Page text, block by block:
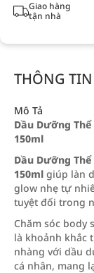
Giao hàng
tận nhà
THÔNG
Mô Tả
Dầu Dưỡng
150ml
Dầu Dưỡng
150ml giúp làn
glow nhẹ tự
tuyệt đối trong
Chăm sóc body
là khoảnh khắc
nhàng với dầu
cá nhân, mang